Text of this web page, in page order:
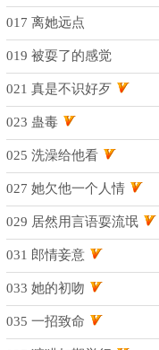
017 离她远点
019 被耍了的感觉
021 真是不识好歹
023 蛊毒
025 洗澡给他看
027 她欠他一个人情
029 居然用言语耍流氓
031 郎情妾意
033 她的初吻
035 一招致命